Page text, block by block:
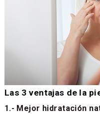
Las 3 ventajas de la
1.- Mejor hidratación